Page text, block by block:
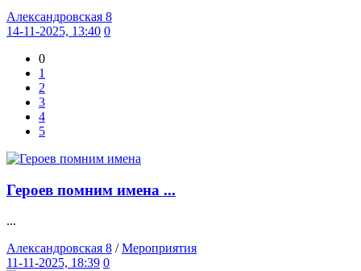
Александровская 8
14-11-2025, 13:40 0
0
1
2
3
4
5
Героев помним имена ...
...
Александровская 8 /Мероприятия
11-11-2025, 18:39 0